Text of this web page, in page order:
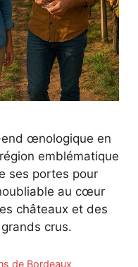
end œnologique en
emblématique
ses portes pour
au cœur
châteaux et des
crus.
de Bordeaux